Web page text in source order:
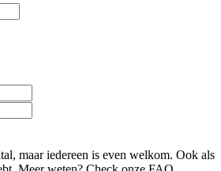
maar iedereen is even welkom. Ook als